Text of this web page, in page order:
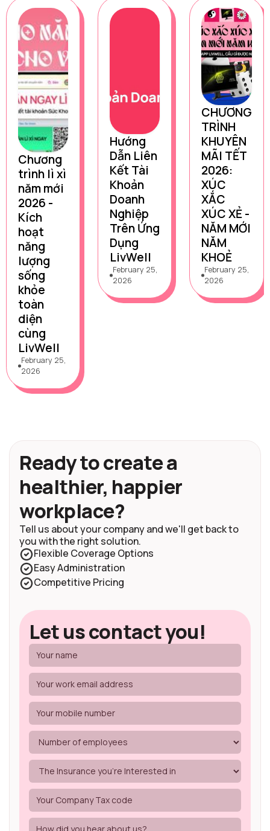
Chương
trình lì xì
năm mới
2026 -
Kích
hoạt
năng
lượng
sống
khỏe
toàn
diện
cùng
LivWell
February 25,
2026
Hướng
Dẫn Liên
Kết Tài
Khoản
Doanh
Nghiệp
Trên Ứng
Dụng
LivWell
February 25,
2026
CHƯƠNG
TRÌNH
KHUYÊN
MÃI TẾT
2026:
XÚC
XẮC
XÚC XẺ -
NĂM MỚI
NĂM
KHOẺ
February 25,
2026
Ready to create a
healthier, happier
workplace?
Tell us about your company and we'll get back to
you with the right solution.
Flexible Coverage Options
Easy Administration
Competitive Pricing
Let us contact you!